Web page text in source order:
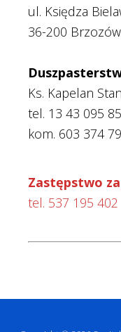
ul. Księdza
36-200 Brzozów
Ks. Kapelan
tel. 13 43 095 85
kom. 603 374
Zastępstwo
tel. 537 195 402